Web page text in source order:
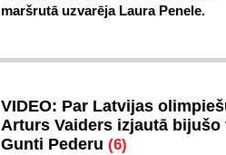
maršrutā uzvarēja Laura Penele.
VIDEO: Par Latvijas
Arturs Vaiders izjautā bijušo
Gunti Pederu (6)